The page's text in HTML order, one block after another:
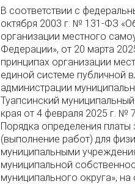
В соответствии с
октября 2003 г. № 131-ФЗ
организации местного
Федерации», от 20 марта
принципах организации
единой системе публичной
администрации
Туапсинский
края от 4 февраля 2025 г. №
Порядка определения платы
(выполнение работ) для
муниципальными
муниципальной
муниципального округа»,